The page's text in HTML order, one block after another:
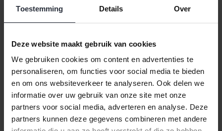
Toestemming Details Over
Deze website maakt gebruik van cookies
We gebruiken cookies om content en advertenties te
personaliseren, om functies voor social media te bieden
en om ons websiteverkeer te analyseren. Ook delen we
informatie over uw gebruik van onze site met onze
partners voor social media, adverteren en analyse. Deze
partners kunnen deze gegevens combineren met andere
Asbak staand RVS
€21,99 Incl. btw
Beschikbaar
In winkelwagen
Veilig achteraf betalen, tot 14 dagen na aankoop